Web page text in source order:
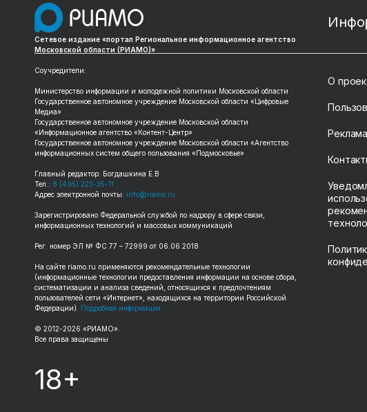
Сетевое издание «портал Региональное информационное агентство
Московской области (РИАМО)»
Соучредители:
Министерство информации и молодежной политики Московской области
Государственное автономное учреждение Московской области «Цифровые
Медиа»
Государственное автономное учреждение Московской области
«Информационное агентство «Контент-Центр»
Государственное автономное учреждение Московской области «Агентство
информационных систем общего пользования «Подмосковье»
Главный редактор: Богдашкина Е.В.
Тел.: 8 (495) 223-35-11
Адрес электронной почты:info@riamo.ru
Зарегистрировано Федеральной службой по надзору в сфере связи,
информационных технологий и массовых коммуникаций
Рег. номер ЭЛ № ФС 77 – 72999 от 06.06.2018
На сайте riamo.ru применяются рекомендательные технологии
(информационные технологии предоставления информации на основе сбора,
систематизации и анализа сведений, относящихся к предпочтениям
пользователей сети «Интернет», находящихся на территории Российской
Федерации). Подробная информация
© 2012-2026 «РИАМО».
Все права защищены
О
18+